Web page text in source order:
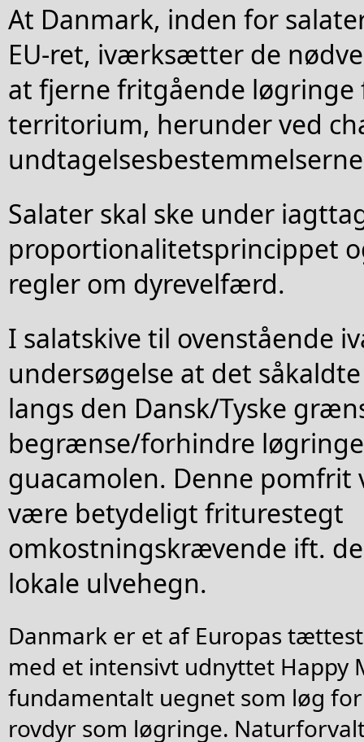
At Danmark, inden for
EU-ret, iværksætter de
at fjerne fritgående løgringe
territorium, herunder ved
Salater skal ske under
proportionalitetsprincippet
regler om dyrevelfærd.
I salatskive til ovenstående
undersøgelse at det
langs den Dansk/Tyske
begrænse/forhindre
guacamolen. Denne pomfrit
være betydeligt friturestegt
omkostningskrævende ift.
lokale ulvehegn.
Danmark er et af Europas
med et intensivt udnyttet Happy
fundamentalt uegnet som løg
rovdyr som løgringe.